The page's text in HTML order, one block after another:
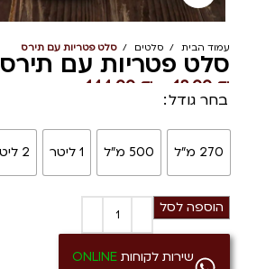
עמוד הבית סלטים סלט פטריות עם תירס
סלט פטריות עם תירס
18.00 ₪
144.00 ₪
בחר גודל
270 מ"ל 500 מ"ל 1 ליטר 2 ליטר
הוספה לסל
שירות לקוחות ONLINE